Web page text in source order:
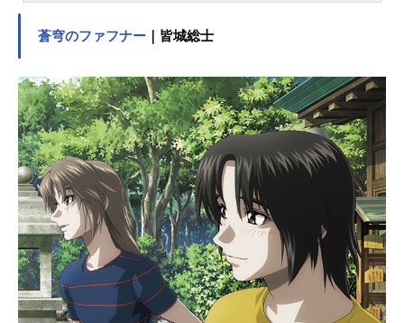
失った一歩が気がついたのは、鷹村
鷹村に言われるままサンドバッグを
叩いた一歩。 サンドバッグは大き
く跳ね上がり、一歩の拳は血だらけ
に・・・。それはハードパンチャー
の証だった。やがて鷹村から借りた
ボクシングのビデオを何度も見続け
た一歩は「ボクサーになりたい…強
くなりたい!」と鷹村に決意を告げ
る・・・。作品名はじめの一歩放送
形態TVアニメシリーズはじめの一歩
スケジュール2000年10月3日（火）
～2002年3月26日（火）日本テレビ
ほか話数全75話キャスト幕之内一
蒼穹のファフナー ｜皆城総士